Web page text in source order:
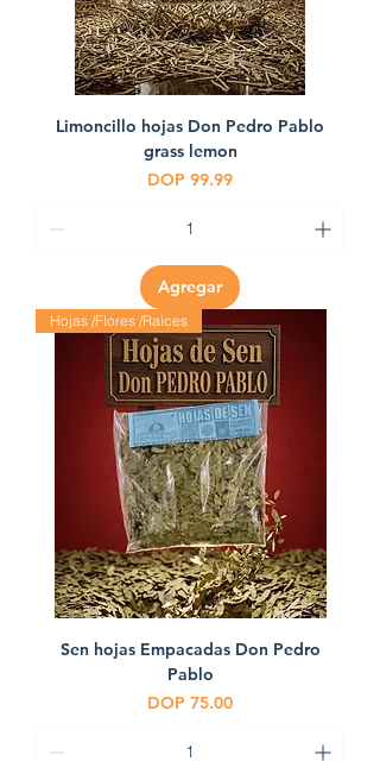
Limoncillo hojas Don Pedro Pablo
grass lemon
Precio
DOP 99.99
Agregar
Hojas /Flores /Raices
Sen hojas Empacadas Don Pedro
Pablo
Precio
DOP 75.00